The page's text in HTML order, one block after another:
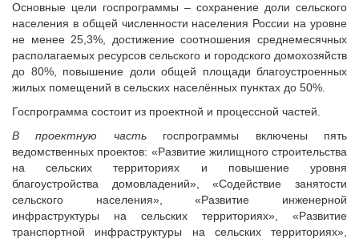
ПОЗДРАВЛЕНИЯ
Исполнительная дирекция
Ревизионная комиссия
Палаты Совета
Комитеты Совета
Правление Совета
Обработка персональных данных
Партнеры Совета
Полезные ссылки
Инвестиционные порталы муниципальных образований
Контактная информация
НОВОСТИ
Основные цели госпрограммы – сохранение доли сельского
населения в общей численности населения России на уровне
не менее 25,3%, достижение соотношения среднемесячных
располагаемых ресурсов сельского и городского домохозяйств
до 80%, повышение доли общей площади благоустроенных
жилых помещений в сельских населённых пунктах до 50%.
Госпрограмма состоит из проектной и процессной частей.
В проектную частьгоспрограммы включены пять
ведомственных проектов: «Развитие жилищного строительства
на сельских территориях и повышение уровня
благоустройства домовладений», «Содействие занятости
сельского населения», «Развитие инженерной
инфраструктуры на сельских территориях», «Развитие
транспортной инфраструктуры на сельских территориях»,